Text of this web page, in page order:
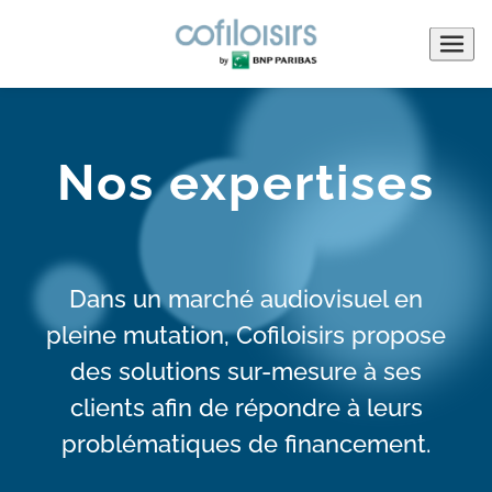
Menu
de
Nos expertises
Dans un marché audiovisuel en
pleine mutation, Cofiloisirs propose
des solutions sur-mesure à ses
clients afin de répondre à leurs
problématiques de financement.